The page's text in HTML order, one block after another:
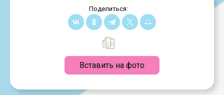
Поделиться:
Вставить на фото